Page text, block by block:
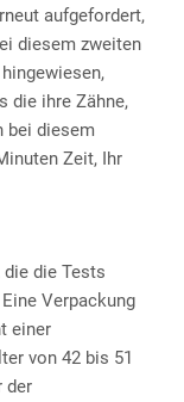
aufgefordert,
diesem zweiten
die ihre Zähne,
bei diesem
Zeit, Ihr
die die Tests
Verpackung
einer
von 42 bis 51
der